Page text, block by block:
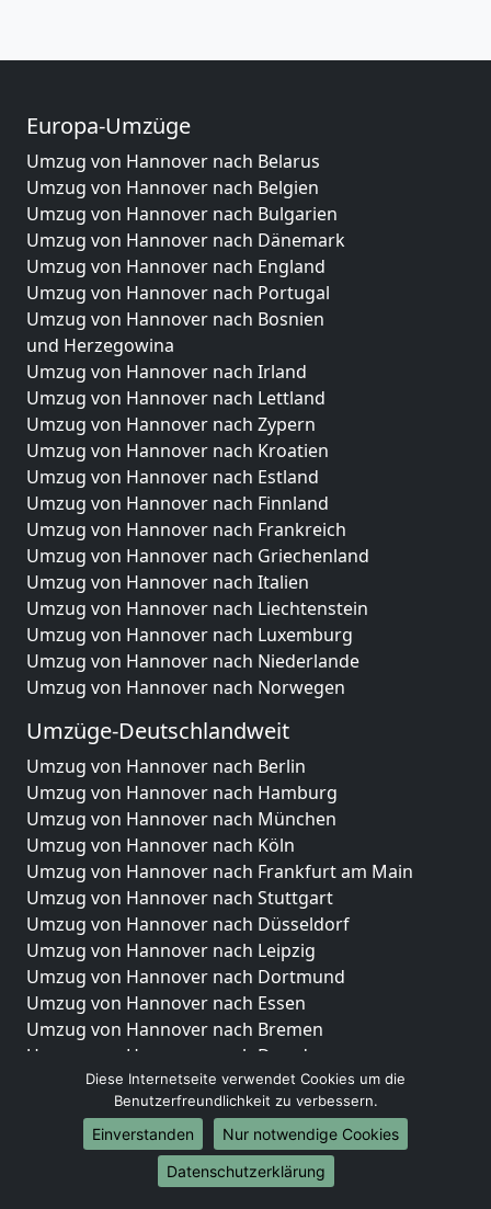
Europa-Umzüge
Umzug von Hannover nach Belarus
Umzug von Hannover nach Belgien
Umzug von Hannover nach Bulgarien
Umzug von Hannover nach Dänemark
Umzug von Hannover nach England
Umzug von Hannover nach Portugal
Umzug von Hannover nach Bosnien
und Herzegowina
Umzug von Hannover nach Irland
Umzug von Hannover nach Lettland
Umzug von Hannover nach Zypern
Umzug von Hannover nach Kroatien
Umzug von Hannover nach Estland
Umzug von Hannover nach Finnland
Umzug von Hannover nach Frankreich
Umzug von Hannover nach Griechenland
Umzug von Hannover nach Italien
Umzug von Hannover nach Liechtenstein
Umzug von Hannover nach Luxemburg
Umzug von Hannover nach Niederlande
Umzug von Hannover nach Norwegen
Umzüge-Deutschlandweit
Umzug von Hannover nach Berlin
Umzug von Hannover nach Hamburg
Umzug von Hannover nach München
Umzug von Hannover nach Köln
Umzug von Hannover nach Frankfurt am Main
Umzug von Hannover nach Stuttgart
Umzug von Hannover nach Düsseldorf
Umzug von Hannover nach Leipzig
Umzug von Hannover nach Dortmund
Umzug von Hannover nach Essen
Umzug von Hannover nach Bremen
Umzug von Hannover nach Dresden
Umzug von Hannover nach Hannover
Umzug von Hannover nach Nürnberg
Umzug von Hannover nach Duisburg
Umzug von Hannover nach Bochum
Umzug von Hannover nach Wuppertal
Diese Internetseite verwendet Cookies um die
Benutzerfreundlichkeit zu verbessern.
Einverstanden
Nur notwendige Cookies
Datenschutzerklärung